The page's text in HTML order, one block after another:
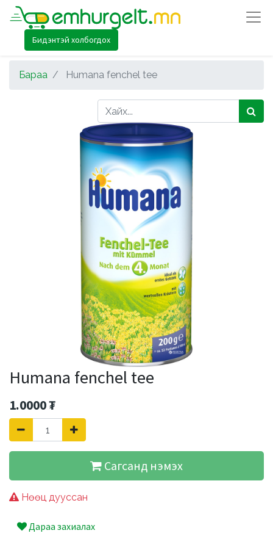
Бидэнтэй холбогдох
Бараа Humana fenchel tee
Humana fenchel tee
1.0000₮
Сагсанд нэмэх
Нөөц дууссан
Дараа захиалах